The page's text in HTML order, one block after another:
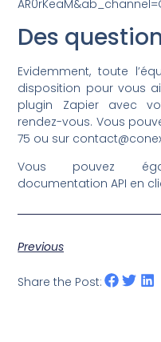
Des
Evidemment, toute
disposition pour vous
plugin Zapier avec
rendez-vous. Vous
75 ou sur
Vous pouvez
documentation API en
Previous
Share the Post: